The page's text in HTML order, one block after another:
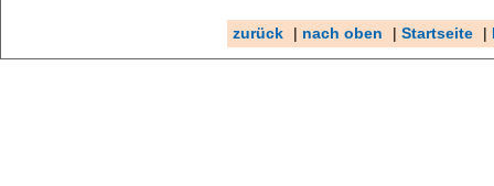
zurück nach oben Startseite